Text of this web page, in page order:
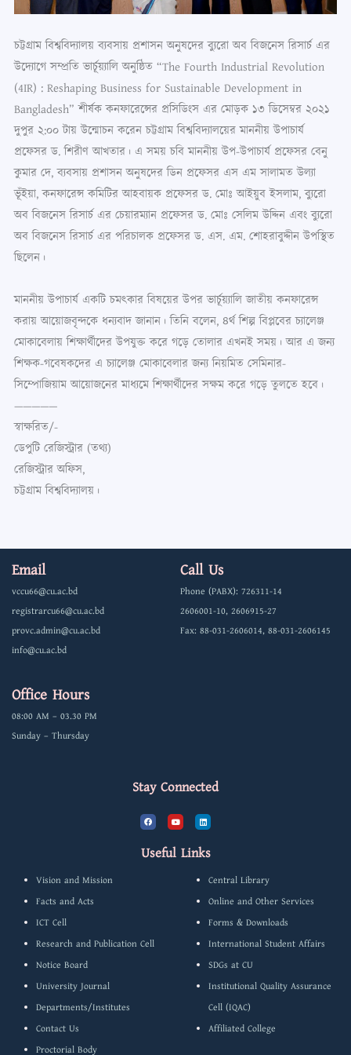
চট্টগ্রাম বিশ্ববিদ্যালয় ব্যবসায় প্রশাসন অনুষদের ব্যুরো অব বিজনেস রিসার্চ এর
উদ্যোগে সম্প্রতি ভার্চূয়্যালি অনুষ্ঠিত “The Fourth Industrial Revolution
(4IR) : Reshaping Business for Sustainable Development in
Bangladesh” শীর্ষক কনফারেন্সের প্রসিডিংস এর মোড়ক ১৩ ডিসেম্বর ২০২১
দুপুর ২:০০ টায় উন্মোচন করেন চট্টগ্রাম বিশ্ববিদ্যালয়ের মাননীয় উপাচার্য
প্রফেসর ড. শিরীণ আখতার। এ সময় চবি মাননীয় উপ-উপাচার্য প্রফেসর বেনু
কুমার দে, ব্যবসায় প্রশাসন অনুষদের ডিন প্রফেসর এস এম সালামত উল্যা
ভূঁইয়া, কনফারেন্স কমিটির আহবায়ক প্রফেসর ড. মোঃ আইয়ুব ইসলাম, ব্যুরো
অব বিজনেস রিসার্চ এর চেয়ারম্যান প্রফেসর ড. মোঃ সেলিম উদ্দিন এবং ব্যুরো
অব বিজনেস রিসার্চ এর পরিচালক প্রফেসর ড. এস. এম. শোহরাবুদ্দীন উপস্থিত
ছিলেন।
মাননীয় উপাচার্য একটি চমৎকার বিষয়ের উপর ভার্চূয়্যালি জাতীয় কনফারেন্স
করায় আয়োজবৃন্দকে ধন্যবাদ জানান। তিনি বলেন, ৪র্থ শিল্প বিপ্লবের চ্যালেঞ্জ
মোকাবেলায় শিক্ষার্থীদের উপযুক্ত করে গড়ে তোলার এখনই সময়। আর এ জন্য
শিক্ষক-গবেষকদের এ চ্যালেঞ্জ মোকাবেলার জন্য নিয়মিত সেমিনার-
সিম্পোজিয়াম আয়োজনের মাধ্যমে শিক্ষার্থীদের সক্ষম করে গড়ে তুলতে হবে।
—————
স্বাক্ষরিত/-
ডেপুটি রেজিস্ট্রার (তথ্য)
রেজিস্ট্রার অফিস,
চট্টগ্রাম বিশ্ববিদ্যালয়।
Email
vccu66@cu.ac.bd
registrarcu66@cu.ac.bd
provc.admin@cu.ac.bd
info@cu.ac.bd
Call Us
Phone (PABX): 726311-14
2606001-10, 2606915-27
Fax: 88-031-2606014, 88-031-2606145
Office Hours
08:00 AM – 03.30 PM
Sunday – Thursday
Stay Connected
F
a
c
b
o
Y
o
u
u
b
L
i
n
d
Useful Links
Vision and Mission
Facts and Acts
ICT Cell
Research and Publication Cell
Notice Board
University Journal
Departments/Institutes
Contact Us
Proctorial Body
Central Library
Online and Other Services
Forms & Downloads
International Student Affairs
SDGs at CU
Institutional Quality Assurance
Cell (IQAC)
Affiliated College